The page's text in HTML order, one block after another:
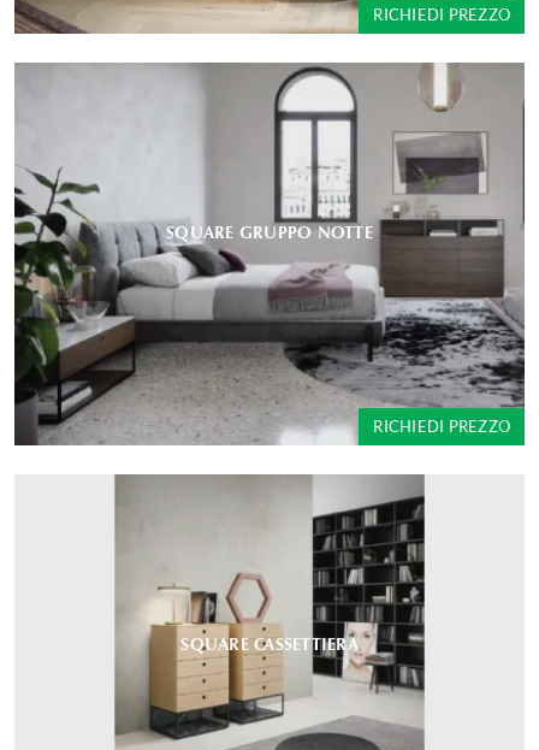
RICHIEDI PREZZO
SQUARE GRUPPO NOTTE
RICHIEDI PREZZO
SQUARE CASSETTIERA